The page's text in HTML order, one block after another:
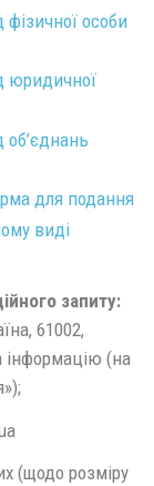
фізичної особи
юридичної
об’єднань
для подання
виді
запиту:
61002,
інформацію (на
(щодо розміру